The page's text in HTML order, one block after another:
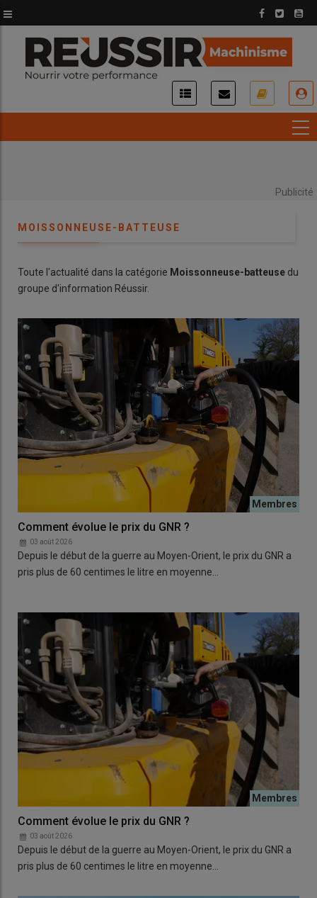
au
contenu
principal
Publicité
MOISSONNEUSE-BATTEUSE
Toute l'actualité dans la catégorie Moissonneuse-batteuse du
groupe d'information Réussir.
Comment évolue le prix du GNR ?
03 août 2026
Depuis le début de la guerre au Moyen-Orient, le prix du GNR a
pris plus de 60 centimes le litre en moyenne…
Comment évolue le prix du GNR ?
03 août 2026
Depuis le début de la guerre au Moyen-Orient, le prix du GNR a
pris plus de 60 centimes le litre en moyenne…